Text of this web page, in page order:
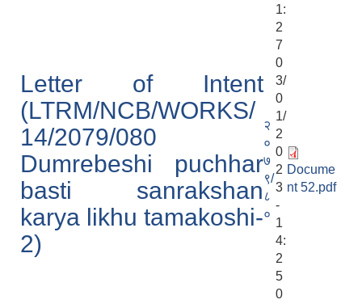
1:
2
7
Letter of Intent
(LTRM/NCB/WORKS/
14/2079/080
Dumrebeshi puchhar
basti sanrakshan
karya likhu tamakoshi-
2)
२
०
७
९/
८
०
0
3/
0
1/
2
0
2
3
-
1
4:
2
5
Docume
nt 52.pdf
0